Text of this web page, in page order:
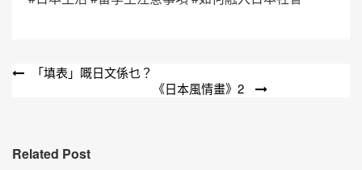
文
覽
「填表」嘅日文係乜？
《日本風情畫》2
Related Post